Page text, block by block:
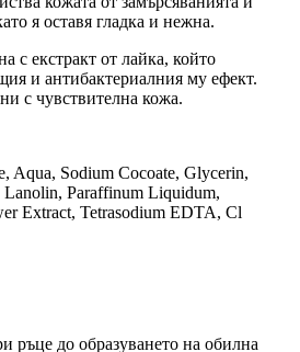
я оставя гладка и нежна.
с екстракт от лайка, който
и антибактериалния му ефект.
с чувствителна кожа.
Aqua, Sodium Cocoate, Glycerin,
Paraffinum Liquidum,
Extract, Tetrasodium EDTA, Cl
ръце до образуването на обилна